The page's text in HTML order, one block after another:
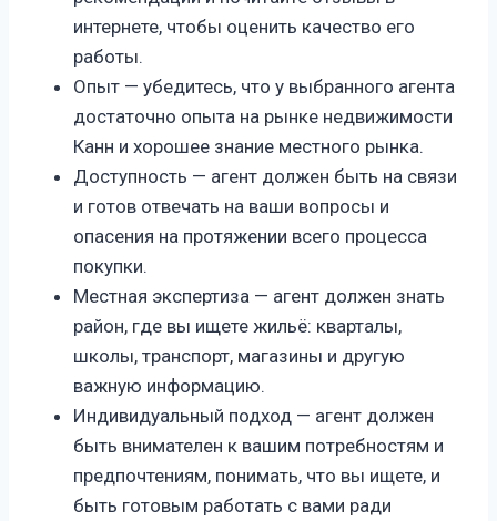
интернете, чтобы оценить качество его
работы.
Опыт — убедитесь, что у выбранного агента
достаточно опыта на рынке недвижимости
Канн и хорошее знание местного рынка.
Доступность — агент должен быть на связи
и готов отвечать на ваши вопросы и
опасения на протяжении всего процесса
покупки.
Местная экспертиза — агент должен знать
район, где вы ищете жильё: кварталы,
школы, транспорт, магазины и другую
важную информацию.
Индивидуальный подход — агент должен
быть внимателен к вашим потребностям и
предпочтениям, понимать, что вы ищете, и
быть готовым работать с вами ради